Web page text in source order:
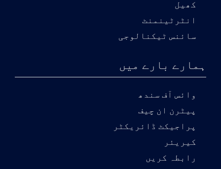
کھیل
انٹرٹینمنٹ
سائنس ٹیکنالوجی
ہمارے بارے میں
وائس آف سندھ
پیٹرن ان چیف
پراجیکٹ ڈائریکٹر
کیریئر
رابطہ کریں